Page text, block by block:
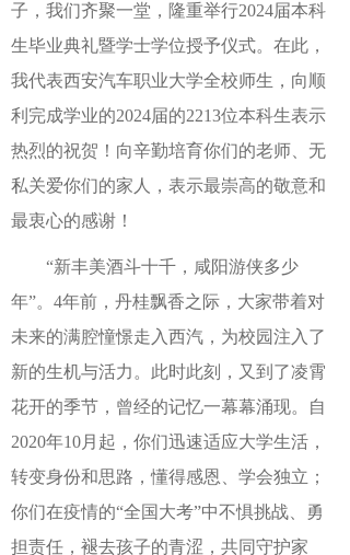
子，我们齐聚一堂，隆重举行2024届本科
生毕业典礼暨学士学位授予仪式。在此，
我代表西安汽车职业大学全校师生，向顺
利完成学业的2024届的2213位本科生表示
热烈的祝贺！向辛勤培育你们的老师、无
私关爱你们的家人，表示最崇高的敬意和
最衷心的感谢！
“新丰美酒斗十千，咸阳游侠多少
年”。4年前，丹桂飘香之际，大家带着对
未来的满腔憧憬走入西汽，为校园注入了
新的生机与活力。此时此刻，又到了凌霄
花开的季节，曾经的记忆一幕幕涌现。自
2020年10月起，你们迅速适应大学生活，
转变身份和思路，懂得感恩、学会独立；
你们在疫情的“全国大考”中不惧挑战、勇
担责任，褪去孩子的青涩，共同守护家